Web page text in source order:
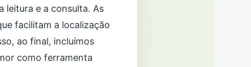
leitura e a consulta. As
facilitam a localização
ao final, incluímos
como ferramenta